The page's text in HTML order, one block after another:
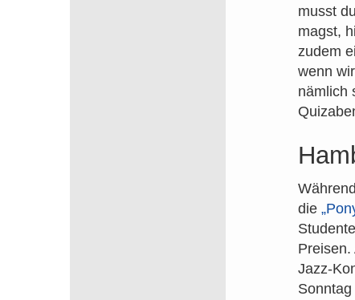
musst
magst,
zudem
wenn
nämlich
die
Jazz-